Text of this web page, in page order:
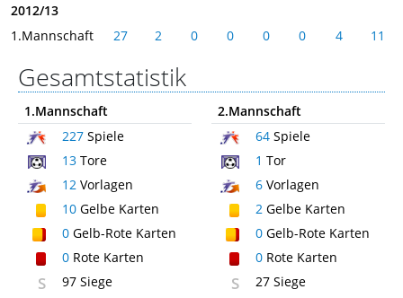
2012/13
1.Mannschaft
27 2 0 0 0 0 4 11
Gesamtstatistik
1.Mannschaft
227 Spiele
13 Tore
12 Vorlagen
10 Gelbe Karten
0 Gelb-Rote Karten
0 Rote Karten
S 97 Siege
2.Mannschaft
64Spiele
1 Tor
6Vorlagen
2Gelbe Karten
0Gelb-Rote Karten
0Rote Karten
S 27 Siege